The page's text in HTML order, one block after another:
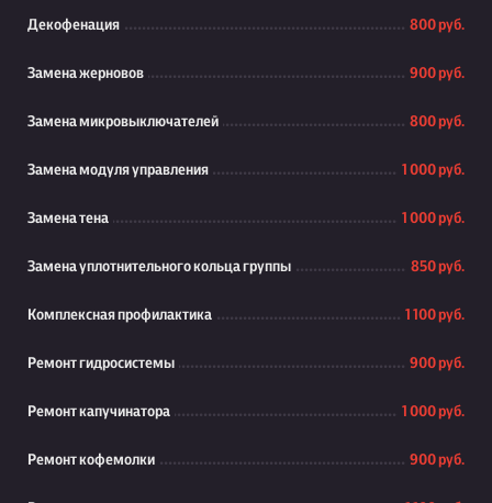
Декофенация 800 руб.
Замена жерновов 900 руб.
Замена микровыключателей 800 руб.
Замена модуля управления 1 000 руб.
Замена тена 1 000 руб.
Замена уплотнительного кольца группы 850 руб.
Комплексная профилактика 1 100 руб.
Ремонт гидросистемы 900 руб.
Ремонт капучинатора 1 000 руб.
Ремонт кофемолки 900 руб.